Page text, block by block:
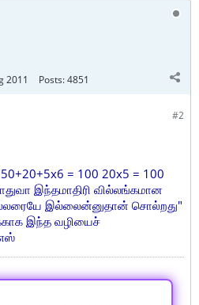
2011 Posts:4851
#2
= 100 20x5 = 100
இந்தமாதிரி வில்லங்கமான
இல்லைன்னுதான் சொல்றது"
இந்த வழியைச்